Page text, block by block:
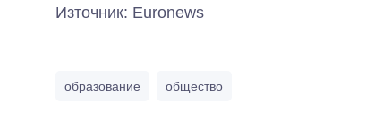
Източник: Euronews
образование общество